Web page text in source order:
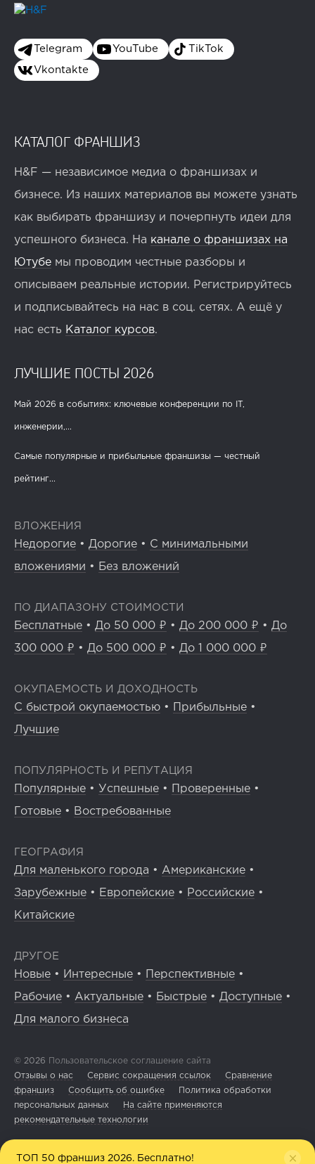
Telegram YouTube TikTok
Vkontakte
КАТАЛОГ ФРАНШИЗ
H&F — независимое медиа о франшизах и
бизнесе. Из наших материалов вы можете узнать
как выбирать франшизу и почерпнуть идеи для
успешного бизнеса. На канале о франшизах на
Ютубе мы проводим честные разборы и
описываем реальные истории. Регистрируйтесь
и подписывайтесь на нас в соц. сетях. А ещё у
нас есть Каталог курсов.
ЛУЧШИЕ ПОСТЫ 2026
Май 2026 в событиях: ключевые конференции по IT,
инженерии,...
Самые популярные и прибыльные франшизы — честный
рейтинг...
ВЛОЖЕНИЯ
Недорогие • Дорогие • С минимальными
вложениями • Без вложений
ПО ДИАПАЗОНУ СТОИМОСТИ
Бесплатные • До 50 000 ₽ • До 200 000 ₽ • До
300 000 ₽ • До 500 000 ₽ • До 1 000 000 ₽
ОКУПАЕМОСТЬ И ДОХОДНОСТЬ
С быстрой окупаемостью • Прибыльные •
Лучшие
ПОПУЛЯРНОСТЬ И РЕПУТАЦИЯ
Популярные • Успешные • Проверенные •
Готовые • Востребованные
ГЕОГРАФИЯ
Для маленького города • Американские •
Зарубежные • Европейские • Российские •
Китайские
ДРУГОЕ
Новые • Интересные • Перспективные •
Рабочие • Актуальные • Быстрые • Доступные •
Для малого бизнеса
© 2026 Пользовательское соглашение сайта
Отзывы о нас
Сервис сокращения ссылок
Сравнение
франшиз
Сообщить об ошибке
Политика обработки
персональных данных
На сайте применяются
рекомендательные технологии
ТОП 50 франшиз 2026. Бесплатно!